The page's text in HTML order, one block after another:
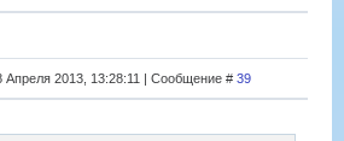
Апреля 2013, 13:28:11 | Сообщение # 39